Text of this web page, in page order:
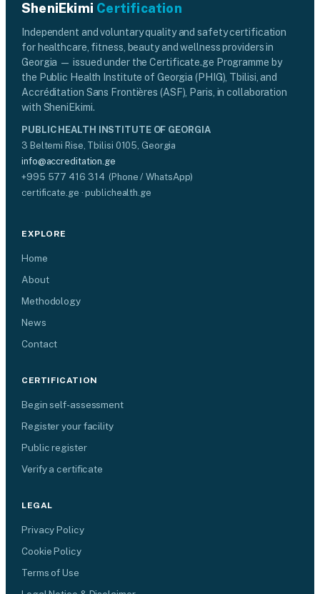
SheniEkimi Certification
Independent and voluntary quality and safety certification
for healthcare, fitness, beauty and wellness providers in
Georgia — issued under the Certificate.ge Programme by
the Public Health Institute of Georgia (PHIG), Tbilisi, and
Accréditation Sans Frontières (ASF), Paris, in collaboration
with SheniEkimi.
PUBLIC HEALTH INSTITUTE OF GEORGIA
3 Beltemi Rise, Tbilisi 0105, Georgia
info@accreditation.ge
+995 577 416 314 (Phone / WhatsApp)
certificate.ge · publichealth.ge
EXPLORE
Home
About
Methodology
News
Contact
CERTIFICATION
Begin self-assessment
Register your facility
Public register
Verify a certificate
LEGAL
Privacy Policy
Cookie Policy
Terms of Use